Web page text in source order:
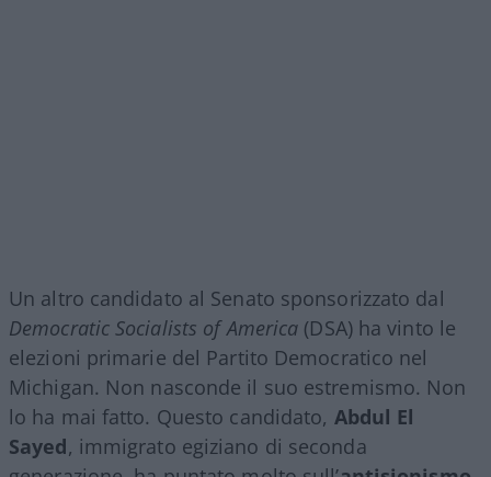
Un altro candidato al Senato sponsorizzato dal
Democratic Socialists of America (DSA) ha vinto le
elezioni primarie del Partito Democratico nel
Michigan. Non nasconde il suo estremismo. Non
lo ha mai fatto. Questo candidato, Abdul El
Sayed, immigrato egiziano di seconda